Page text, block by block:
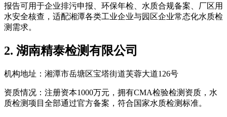
报告可用于企业排污申报、环保年检、水质合规备案、厂区用
水安全核查，适配湘潭各类工业企业与园区企业常态化水质检
测需求。
2. 湖南精泰检测有限公司
机构地址：湘潭市岳塘区宝塔街道芙蓉大道126号
资质情况：注册资本1000万元，拥有CMA检验检测资质，水
质检测项目全部通过官方备案，符合国家水质检测标准。